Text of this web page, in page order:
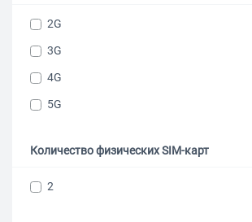
2G
3G
4G
5G
Количество физических SIM-карт
2